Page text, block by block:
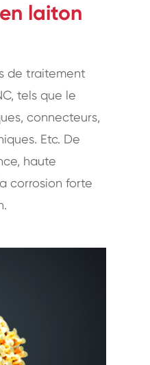
laiton
de traitement
tels que le
connecteurs,
Etc. De
haute
corrosion forte